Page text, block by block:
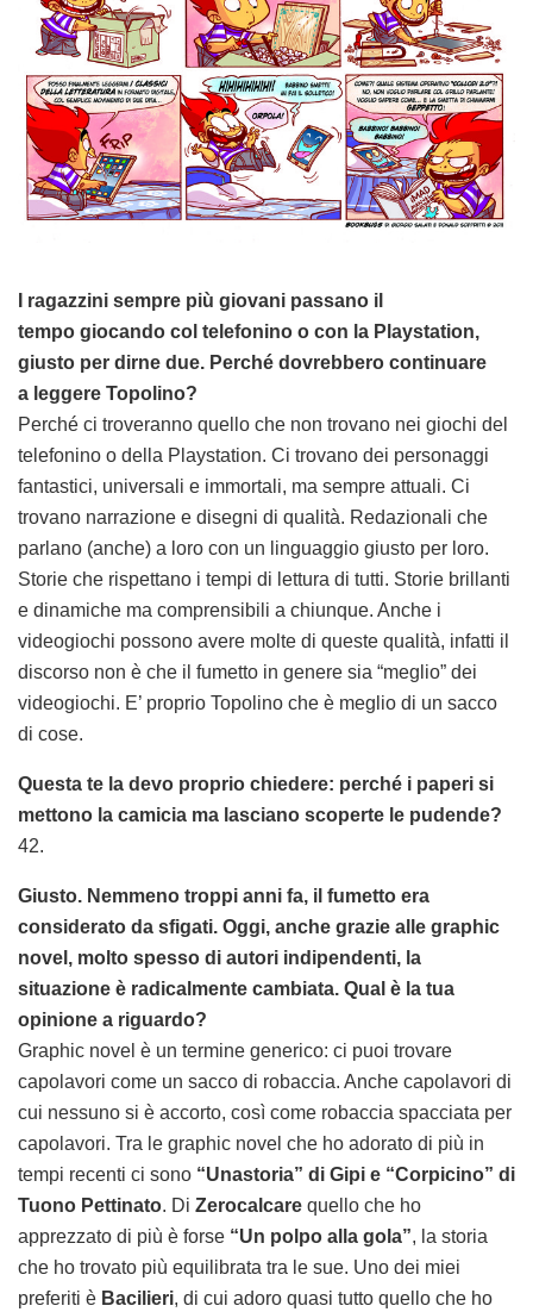
I ragazzini sempre più giovani passano il
tempo giocando col telefonino o con la Playstation,
giusto per dirne due. Perché dovrebbero continuare
a leggere Topolino?
Perché ci troveranno quello che non trovano nei giochi del
telefonino o della Playstation. Ci trovano dei personaggi
fantastici, universali e immortali, ma sempre attuali. Ci
trovano narrazione e disegni di qualità. Redazionali che
parlano (anche) a loro con un linguaggio giusto per loro.
Storie che rispettano i tempi di lettura di tutti. Storie brillanti
e dinamiche ma comprensibili a chiunque. Anche i
videogiochi possono avere molte di queste qualità, infatti il
discorso non è che il fumetto in genere sia “meglio” dei
videogiochi. E’ proprio Topolino che è meglio di un sacco
di cose.
Questa te la devo proprio chiedere: perché i paperi si
mettono la camicia ma lasciano scoperte le pudende?
42.
Giusto. Nemmeno troppi anni fa, il fumetto era
considerato da sfigati. Oggi, anche grazie alle graphic
novel, molto spesso di autori indipendenti, la
situazione è radicalmente cambiata. Qual è la tua
opinione a riguardo?
Graphic novel è un termine generico: ci puoi trovare
capolavori come un sacco di robaccia. Anche capolavori di
cui nessuno si è accorto, così come robaccia spacciata per
capolavori. Tra le graphic novel che ho adorato di più in
tempi recenti ci sono “Unastoria” di Gipi e “Corpicino” di
Tuono Pettinato. Di Zerocalcare quello che ho
apprezzato di più è forse “Un polpo alla gola”, la storia
che ho trovato più equilibrata tra le sue. Uno dei miei
preferiti è Bacilieri, di cui adoro quasi tutto quello che ho